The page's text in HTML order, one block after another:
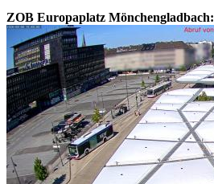
ZOB Europaplatz Mönchengladbach: